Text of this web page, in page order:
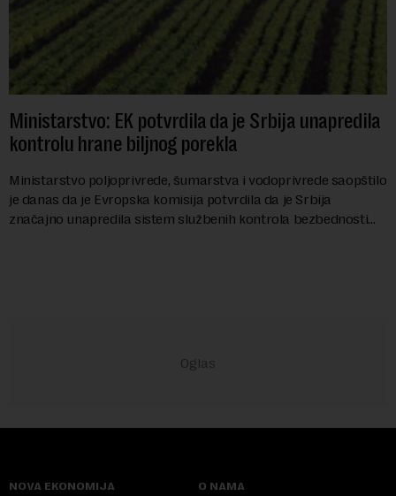
Ministarstvo: EK potvrdila da je Srbija unapredila
kontrolu hrane biljnog porekla
Ministarstvo poljoprivrede, šumarstva i vodoprivrede saopštilo
je danas da je Evropska komisija potvrdila da je Srbija
značajno unapredila sistem službenih kontrola bezbednosti
NOVA EKONOMIJA O NAMA